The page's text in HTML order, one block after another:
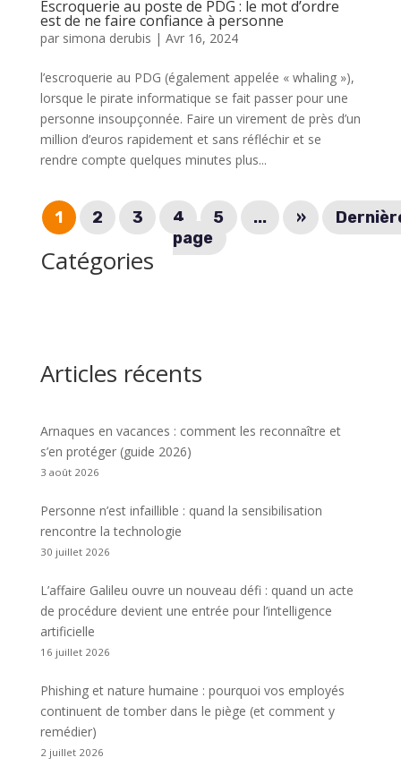
Escroquerie au poste de PDG : le mot d’ordre
est de ne faire confiance à personne
par simona derubis | Avr 16, 2024
l’escroquerie au PDG (également appelée « whaling »),
lorsque le pirate informatique se fait passer pour une
personne insoupçonnée. Faire un virement de près d’un
million d’euros rapidement et sans réfléchir et se
rendre compte quelques minutes plus...
1 2 3 4 5 ... »
page
Catégories
Articles récents
Arnaques en vacances : comment les reconnaître et
s’en protéger (guide 2026)
3 août 2026
Personne n’est infaillible : quand la sensibilisation
rencontre la technologie
30 juillet 2026
L’affaire Galileu ouvre un nouveau défi : quand un acte
de procédure devient une entrée pour l’intelligence
artificielle
16 juillet 2026
Phishing et nature humaine : pourquoi vos employés
continuent de tomber dans le piège (et comment y
remédier)
2 juillet 2026